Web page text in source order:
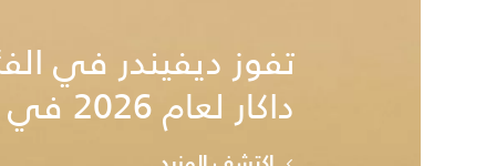
داكار لعام 2026 في أول مشاركة لها.